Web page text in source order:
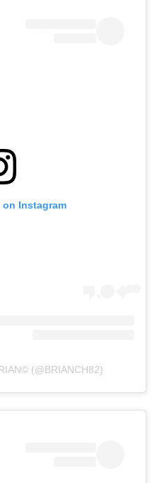
Instagram
(@BRIANCH82)